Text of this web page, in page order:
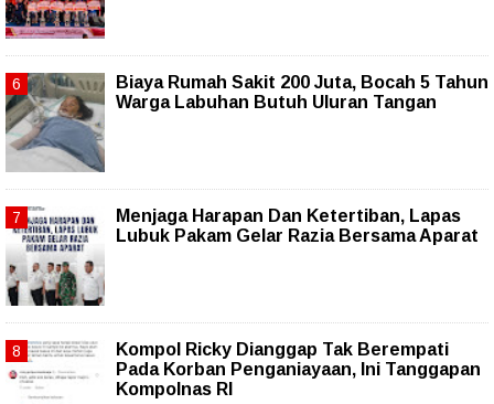
Biaya Rumah Sakit 200 Juta, Bocah 5 Tahun
Warga Labuhan Butuh Uluran Tangan
Menjaga Harapan Dan Ketertiban, Lapas
Lubuk Pakam Gelar Razia Bersama Aparat
Kompol Ricky Dianggap Tak Berempati
Pada Korban Penganiayaan, Ini Tanggapan
Kompolnas RI